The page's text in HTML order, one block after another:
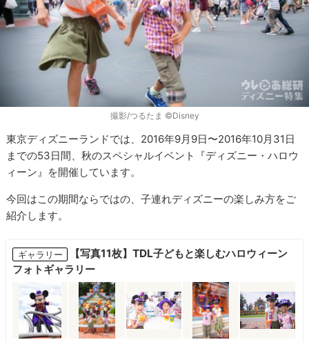
撮影/つるたま ©Disney
東京ディズニーランドでは、2016年9月9日〜2016年10月31日
までの53日間、秋のスペシャルイベント『ディズニー・ハロウ
ィーン』を開催しています。
今回はこの期間ならではの、子連れディズニーの楽しみ方をご
紹介します。
ギャラリー
【写真11枚】TDL子どもと楽しむハロウィーン
フォトギャラリー